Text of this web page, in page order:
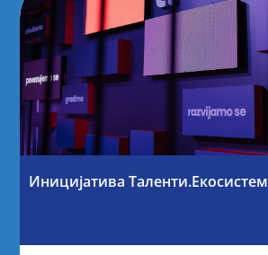
Иницијатива Таленти.Екосистем